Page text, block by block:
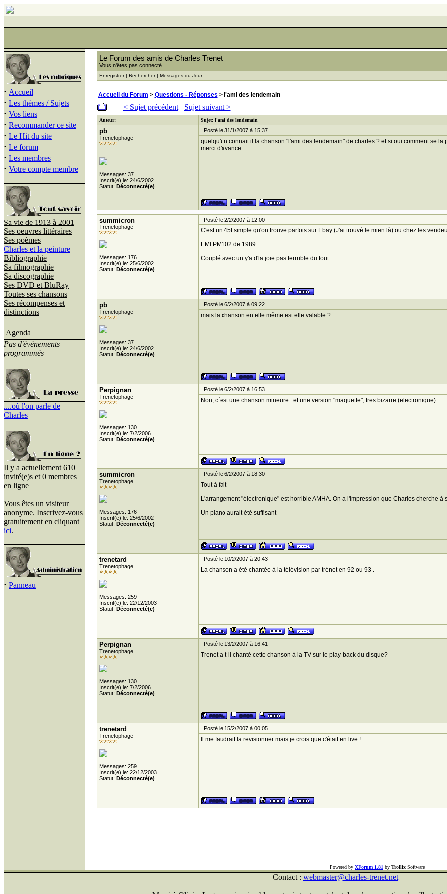
· Accueil
· Les thèmes / Sujets
· Vos liens
· Recommander ce site
· Le Hit du site
· Le forum
· Les membres
· Votre compte membre
Sa vie de 1913 à 2001
Ses oeuvres littéraires
Ses poèmes
Charles et la peinture
Bibliographie
Sa filmographie
Sa discographie
Ses DVD et BluRay
Toutes ses chansons
Ses récompenses et
distinctions
Agenda
Pas d'événements
programmés
....où l'on parle de
Charles
Il y a actuellement 610
invité(e)s et 0 membres
en ligne
Vous êtes un visiteur
anonyme. Inscrivez-vous
gratuitement en cliquant
ici.
· Panneau
Le Forum des amis de Charles Trenet
Vous n'êtes pas connecté
Enregistrer| Rechercher| Messages du Jour
Accueil du Forum > Questions - Réponses > l'ami des lendemain
< Sujet précédent Sujet suivant >
Auteur: Sujet: l'ami des lendemain
pb
Trenetophage
Messages: 37
Inscrit(e) le: 24/6/2002
Statut: Déconnecté(e)
Posté le 31/1/2007 à 15:37
quelqu'un connait il la chanson "l'ami des lendemain" de charles ? et si oui comment se la
merci d'avance
summicron
Trenetophage
Messages: 176
Inscrit(e) le: 25/6/2002
Statut: Déconnecté(e)
Posté le 2/2/2007 à 12:00
C'est un 45t simple qu'on trouve parfois sur Ebay (J'ai trouvé le mien là) ou chez les
EMI PM102 de 1989
Couplé avec un y'a d'la joie pas terrrible du tout.
pb
Trenetophage
Messages: 37
Inscrit(e) le: 24/6/2002
Statut: Déconnecté(e)
Posté le 6/2/2007 à 09:22
mais la chanson en elle même est elle valable ?
Perpignan
Trenetophage
Messages: 130
Inscrit(e) le: 7/2/2006
Statut: Déconnecté(e)
Posté le 6/2/2007 à 16:53
Non, c´est une chanson mineure...et une version "maquette", tres bizarre (electronique).
summicron
Trenetophage
Messages: 176
Inscrit(e) le: 25/6/2002
Statut: Déconnecté(e)
Posté le 6/2/2007 à 18:30
Tout à fait
L'arrangement "électronique" est horrible AMHA. On a l'impression que Charles cherche
Un piano aurait été suffisant
trenetard
Trenetophage
Messages: 259
Inscrit(e) le: 22/12/2003
Statut: Déconnecté(e)
Posté le 10/2/2007 à 20:43
La chanson a été chantée à la télévision par trénet en 92 ou 93 .
Perpignan
Trenetophage
Messages: 130
Inscrit(e) le: 7/2/2006
Statut: Déconnecté(e)
Posté le 13/2/2007 à 16:41
Trenet a-t-il chanté cette chanson à la TV sur le play-back du disque?
trenetard
Trenetophage
Messages: 259
Inscrit(e) le: 22/12/2003
Statut: Déconnecté(e)
Posté le 15/2/2007 à 00:05
Il me faudrait la revisionner mais je crois que c'était en live !
Powered by XForum 1.81 by Trollix Software
Contact : webmaster@charles-trenet.net